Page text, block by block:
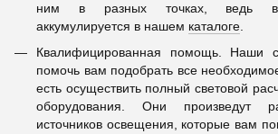
ним в разных точках, ведь
аккумулируется в нашем каталоге.
Квалифицированная помощь. Наши
помочь вам подобрать все
есть осуществить полный световой
оборудования. Они произведут
источников освещения, которые вам